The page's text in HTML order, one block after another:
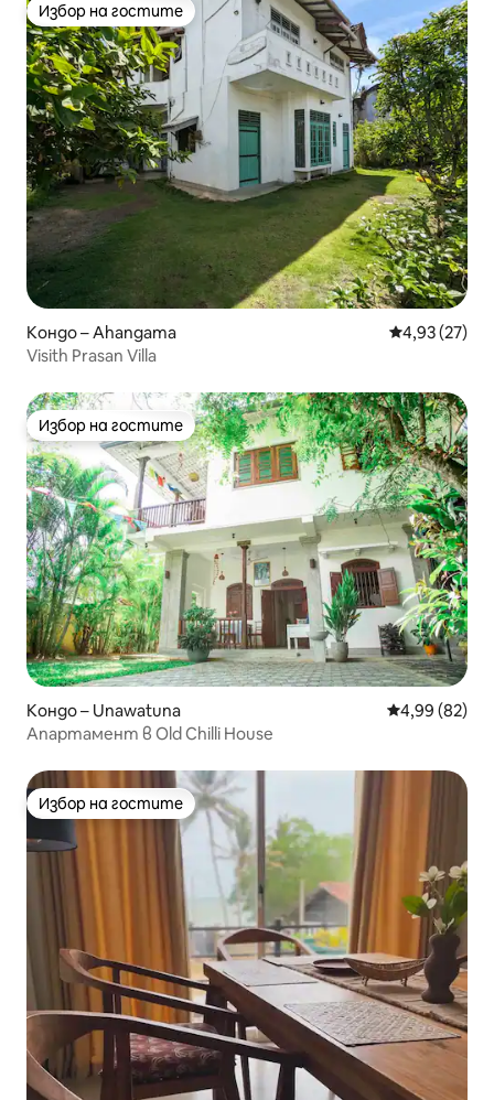
Избор на гостите
Избор на гостите
Кондо – Ahangama Средна
4,93 (27)
Visith Prasan Villa
Избор на гостите
Избор на гостите
Кондо – Unawatuna Средна
4,99 (82)
Апартамент в Old Chilli House
Избор на гостите
Избор на гостите